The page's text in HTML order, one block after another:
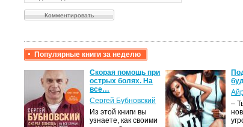
Популярные книги за неделю
Скорая помощь при
острых болях. На
все…
Сергей Бубновский
Из этой книги вы
узнаете, как своими
–